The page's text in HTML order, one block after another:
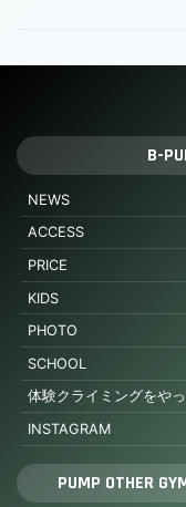
B-
NEWS
ACCESS
PRICE
KIDS
PHOTO
SCHOOL
体験クライミングをや
INSTAGRAM
PUMP OTHER